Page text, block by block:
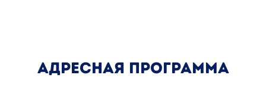
адресная программа